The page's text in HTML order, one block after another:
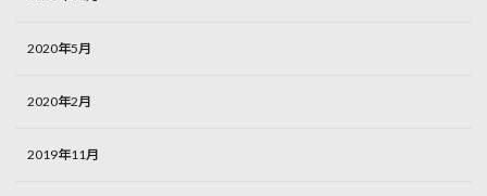
2020年5月
2020年2月
2019年11月